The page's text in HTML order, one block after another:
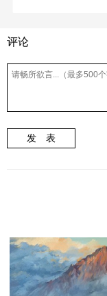
评论
发 表